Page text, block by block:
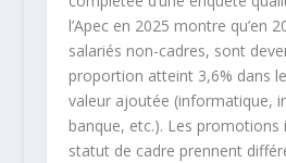
l’Apec en 2025 montre qu’en
salariés non-cadres, sont
proportion atteint 3,6% dans
valeur ajoutée (informatique,
banque, etc.). Les promotions
statut de cadre prennent